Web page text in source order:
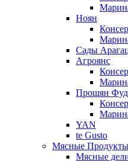
Ноян
Сады
Агроянс
Прошян Фуд
YAN
te Gusto
Мясные Продукты
Мясные